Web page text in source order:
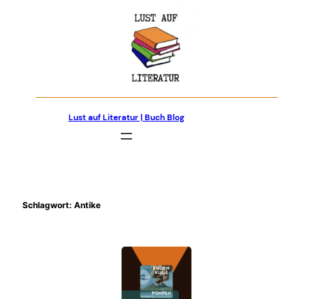
Lust auf Literatur | Buch Blog
Schlagwort: Antike